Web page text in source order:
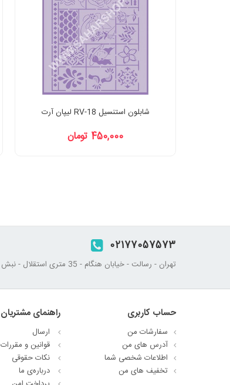
شابلون استنسیل RV-18 لیپان آرت
450,000 تومان
02177057573
تهران - رسالت - خیابان هنگام - 35 متری استقلال - نبش کوهستان دوم - پلاک 45
حساب کاربری
سفارشات من
آدرس های من
اطلاعات شخصی شما
تخفیف های من
راهنمای مشتریان
ارسال
قوانین و مقررات
نکات حقوقی
درباره‌ی ما